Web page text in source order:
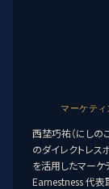
マーケテ
西埜巧祐（にしの
のダイレクトレス
を活用したマーケ
Earnestness 代表